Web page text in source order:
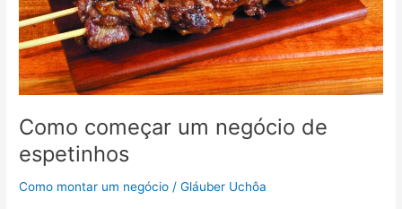
Como começar um negócio de
espetinhos
Como montar um negócio /Gláuber Uchôa